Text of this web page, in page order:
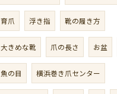
育爪 浮き指 靴の履き方
大きめな靴 爪の長さ お盆
魚の目 横浜巻き爪センター